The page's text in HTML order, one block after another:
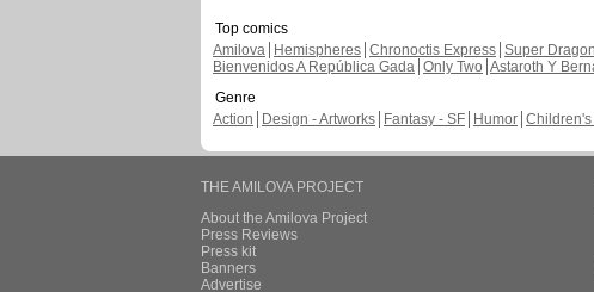
Top comics
Amilova
Hemispheres Chronoctis Express Super
Bienvenidos A República Gada Only Two Astaroth Y
Genre
Action
Design - Artworks Fantasy - SF Humor
THE AMILOVA PROJECT
About the Amilova Project
Press Reviews
Press kit
Banners
Advertise